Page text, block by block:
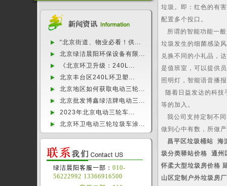
“北京街道、物业必看！供...
北京绿洁晨阳环保设备有限...
《北京环卫升级：240L...
北京丰台区240L环卫塑...
北京地区如何获取电动三轮...
北京批发博鑫绿洁牌电动三...
2023年北京电动三轮车...
北京环卫电动三轮垃圾车涂...
绿洁晨阳客服一部： 010-
56222992 13366916500
垃圾。即：红色的有
配置多个投口。
所谓的智能功能一
垃圾发生的细菌感染
兑换不同的小礼品，
是值班室，可以提供
照明灯，智能语音播
随着日益发达的科技
等的加入。
我公司支持定制不
做到心中有数，所做
昌平区垃圾桶站 海
圾分类驿站价格 通州
怀柔大型垃圾房价格
山区定制户外垃圾房